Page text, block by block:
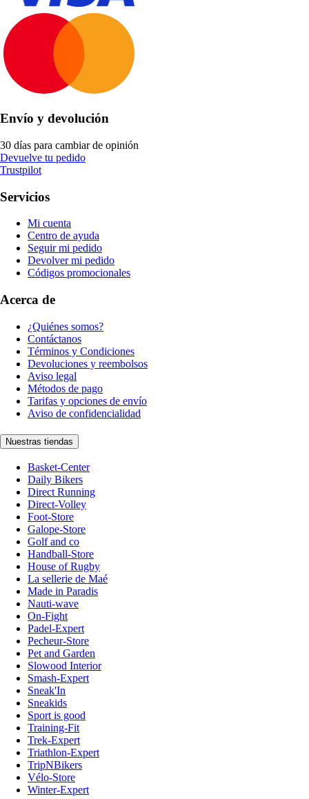
Envío y devolución
30 días para cambiar de opinión
Devuelve tu pedido
Trustpilot
Servicios
Mi cuenta
Centro de ayuda
Seguir mi pedido
Devolver mi pedido
Códigos promocionales
Acerca de
¿Quiénes somos?
Contáctanos
Términos y Condiciones
Devoluciones y reembolsos
Aviso legal
Métodos de pago
Tarifas y opciones de envío
Aviso de confidencialidad
Nuestras tiendas
Basket-Center
Daily Bikers
Direct Running
Direct-Volley
Foot-Store
Galope-Store
Golf and co
Handball-Store
House of Rugby
La sellerie de Maé
Made in Paradis
Nauti-wave
On-Fight
Padel-Expert
Pecheur-Store
Pet and Garden
Slowood Interior
Smash-Expert
Sneak'In
Sneakids
Sport is good
Training-Fit
Trek-Expert
Triathlon-Expert
TripNBikers
Vélo-Store
Winter-Expert